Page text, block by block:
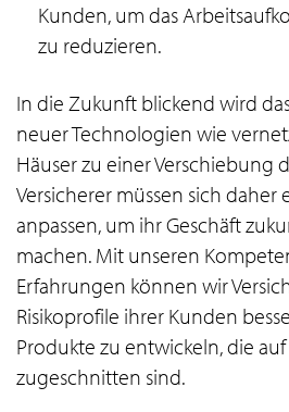
Kunden, um das
zu reduzieren.
In die Zukunft blickend wird
neuer Technologien wie
Häuser zu einer Verschiebung
Versicherer müssen sich daher
anpassen, um ihr Geschäft
machen. Mit unseren
Erfahrungen können wir
Risikoprofile ihrer Kunden
Produkte zu entwickeln, die
zugeschnitten sind.